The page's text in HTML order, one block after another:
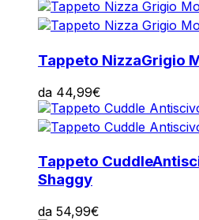
Tappeto NizzaGrigio
da 44,99€
Tappeto Cuddle
Shaggy
da 54,99€